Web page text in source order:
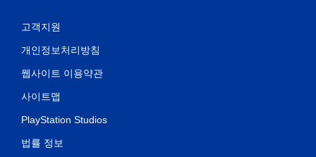
고객지원
개인정보처리방침
웹사이트 이용약관
사이트맵
PlayStation Studios
법률 정보